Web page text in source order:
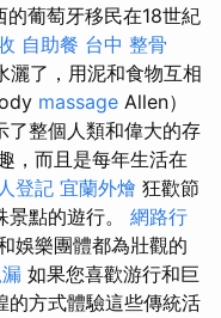
的葡萄牙移民在18世紀
自助餐 台中 整骨
灑了，用泥和食物互相
massage Allen）
了整個人類和偉大的存
，而且是每年生活在
登記 宜蘭外燴 狂歡節
點的遊行。 網路行
娛樂團體都為壯觀的
如果您喜歡游行和巨
的方式體驗這些傳統活